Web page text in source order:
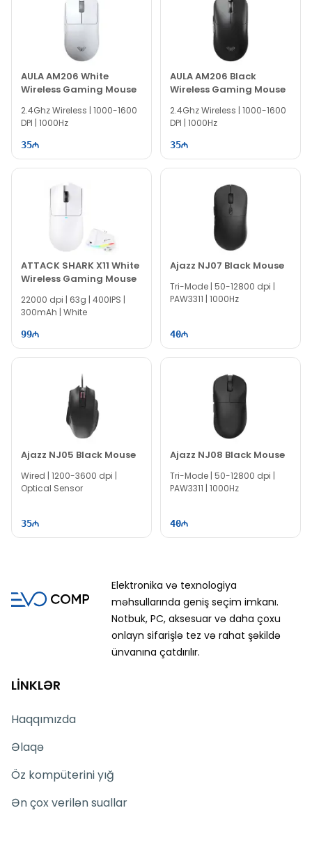
AULA AM206 White
Wireless Gaming Mouse
2.4Ghz Wireless | 1000-1600
DPI | 1000Hz
35
AULA AM206 Black
Wireless Gaming Mouse
2.4Ghz Wireless | 1000-1600
DPI | 1000Hz
35
ATTACK SHARK X11 White
Wireless Gaming Mouse
22000 dpi | 63g | 400IPS |
300mAh | White
99
Ajazz NJ07 Black Mouse
Tri-Mode | 50-12800 dpi |
PAW3311 | 1000Hz
40
Ajazz NJ05 Black Mouse
Wired | 1200-3600 dpi |
Optical Sensor
35
Ajazz NJ08 Black Mouse
Tri-Mode | 50-12800 dpi |
PAW3311 | 1000Hz
40
Elektronika və texnologiya
məhsullarında geniş seçim imkanı.
Notbuk, PC, aksesuar və daha çoxu
onlayn sifarişlə tez və rahat şəkildə
ünvanına çatdırılır.
LİNKLƏR
Haqqımızda
Əlaqə
Öz kompüterini yığ
Ən çox verilən suallar